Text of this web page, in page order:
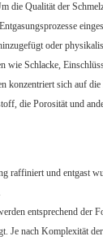
die Qualität der
oder
wie Schlacke,
konzentriert sich auf
die Porosität und
raffiniert und entgast
entsprechend der
Je nach Komplexität